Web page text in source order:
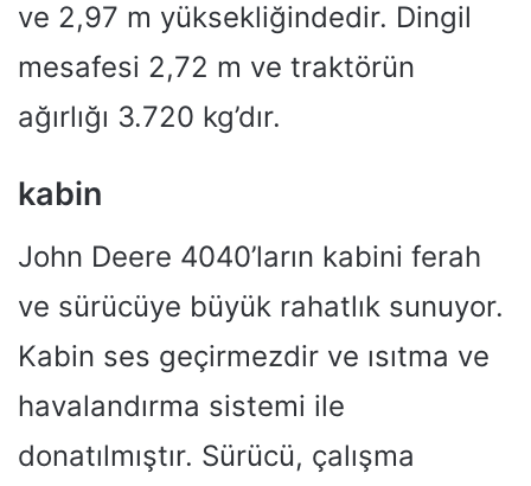
ve 2,97 m yüksekliğindedir. Dingil
mesafesi 2,72 m ve traktörün
ağırlığı 3.720 kg’dır.
kabin
John Deere 4040’ların kabini ferah
ve sürücüye büyük rahatlık sunuyor.
Kabin ses geçirmezdir ve ısıtma ve
havalandırma sistemi ile
donatılmıştır. Sürücü, çalışma